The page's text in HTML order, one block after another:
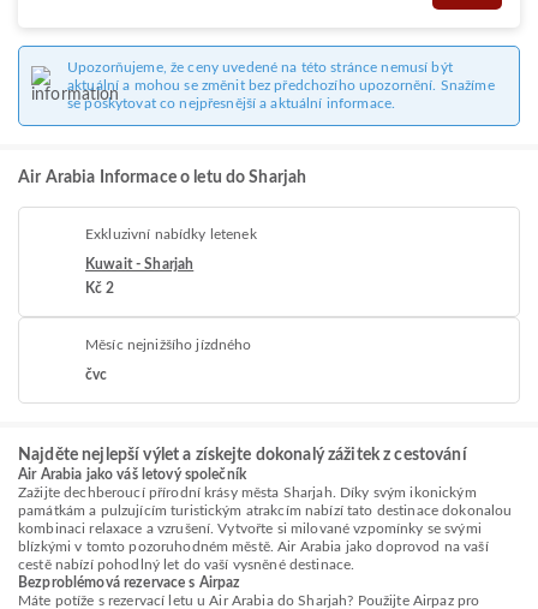
Upozorňujeme, že ceny uvedené na této stránce nemusí být
aktuální a mohou se změnit bez předchozího upozornění. Snažíme
se poskytovat co nejpřesnější a aktuální informace.
Air Arabia Informace o letu do Sharjah
Exkluzivní nabídky letenek
Kuwait - Sharjah
Kč 2
Měsíc nejnižšího jízdného
čvc
Najděte nejlepší výlet a získejte dokonalý zážitek z cestování
Air Arabia jako váš letový společník
Zažijte dechberoucí přírodní krásy města Sharjah. Díky svým ikonickým
památkám a pulzujícím turistickým atrakcím nabízí tato destinace dokonalou
kombinaci relaxace a vzrušení. Vytvořte si milované vzpomínky se svými
blízkými v tomto pozoruhodném městě. Air Arabia jako doprovod na vaší
cestě nabízí pohodlný let do vaší vysněné destinace.
Bezproblémová rezervace s Airpaz
Máte potíže s rezervací letu u Air Arabia do Sharjah? Použijte Airpaz pro